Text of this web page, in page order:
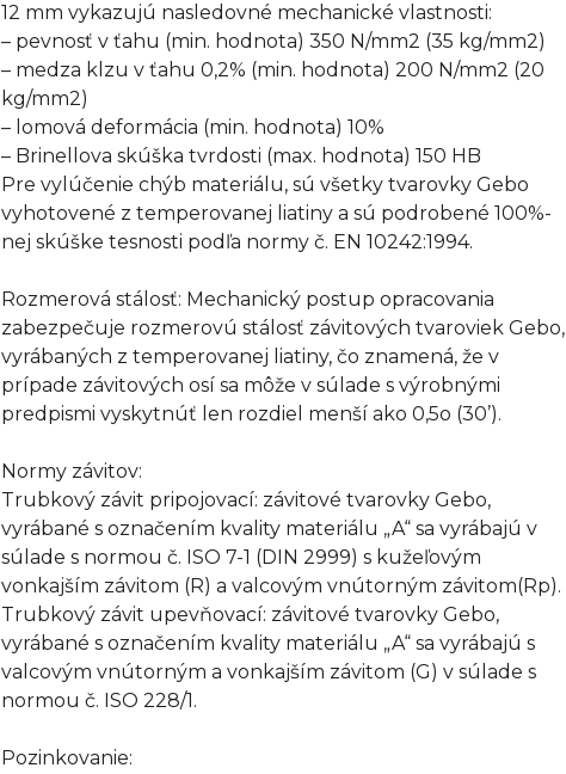
12 mm vykazujú nasledovné mechanické vlastnosti:
– pevnosť v ťahu (min. hodnota) 350 N/mm2 (35 kg/mm2)
– medza klzu v ťahu 0,2% (min. hodnota) 200 N/mm2 (20
kg/mm2)
– lomová deformácia (min. hodnota) 10%
– Brinellova skúška tvrdosti (max. hodnota) 150 HB
Pre vylúčenie chýb materiálu, sú všetky tvarovky Gebo
vyhotovené z temperovanej liatiny a sú podrobené 100%-
nej skúške tesnosti podľa normy č. EN 10242:1994.
Rozmerová stálosť: Mechanický postup opracovania
zabezpečuje rozmerovú stálosť závitových tvaroviek Gebo,
vyrábaných z temperovanej liatiny, čo znamená, že v
prípade závitových osí sa môže v súlade s výrobnými
predpismi vyskytnúť len rozdiel menší ako 0,5o (30’).
Normy závitov:
Trubkový závit pripojovací: závitové tvarovky Gebo,
vyrábané s označením kvality materiálu „A“ sa vyrábajú v
súlade s normou č. ISO 7-1 (DIN 2999) s kužeľovým
vonkajším závitom (R) a valcovým vnútorným závitom(Rp).
Trubkový závit upevňovací: závitové tvarovky Gebo,
vyrábané s označením kvality materiálu „A“ sa vyrábajú s
valcovým vnútorným a vonkajším závitom (G) v súlade s
normou č. ISO 228/1.
Pozinkovanie: